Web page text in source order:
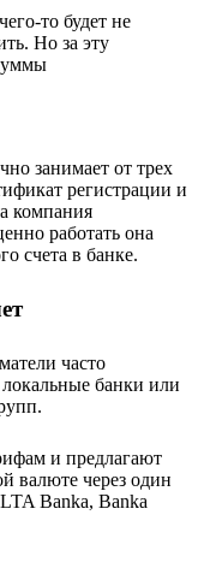
то будет не
Но за эту
занимает от трех
регистрации и
компания
работать она
счета в банке.
часто
банки или
и предлагают
валюте через один
Banka, Banka